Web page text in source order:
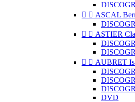
  ASCAL
  ASTIER
  AUBRET
DVD